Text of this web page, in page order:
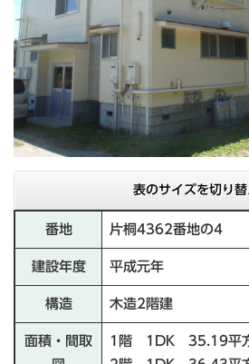
表のサイズを切り替
番地 片桐4362番地の4
建設年度 平成元年
構造 木造2階建
面積・間取
1階 1DK 35.19平